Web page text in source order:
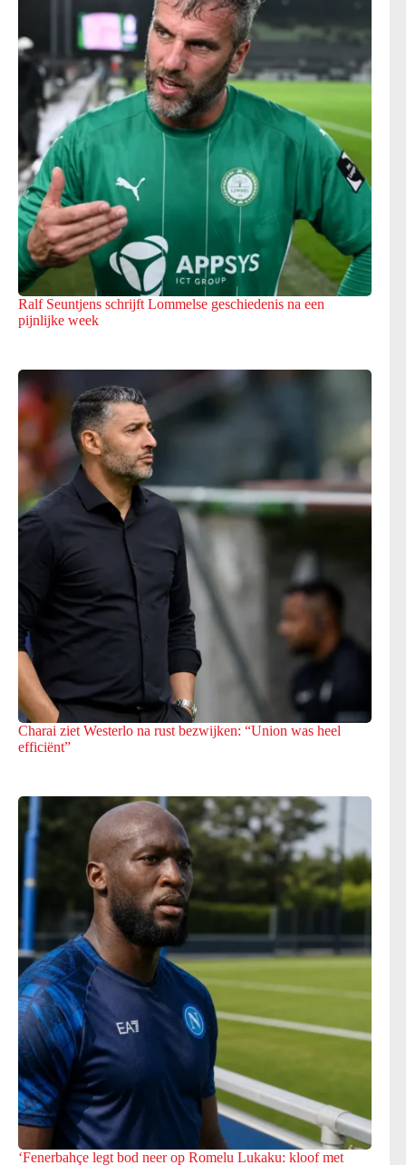
Ralf Seuntjens schrijft Lommelse geschiedenis na een
pijnlijke week
Charai ziet Westerlo na rust bezwijken: “Union was heel
efficiënt”
‘Fenerbahçe legt bod neer op Romelu Lukaku: kloof met